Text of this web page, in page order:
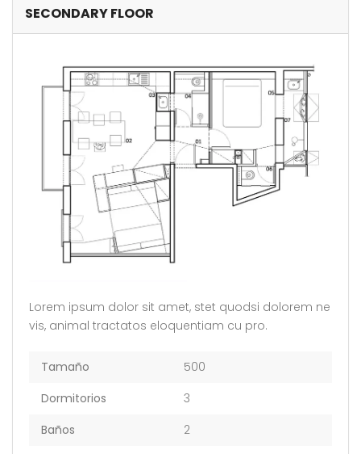
SECONDARY FLOOR
Lorem ipsum dolor sit amet, stet quodsi dolorem ne
vis, animal tractatos eloquentiam cu pro.
Tamaño
500
Dormitorios
3
Baños
2